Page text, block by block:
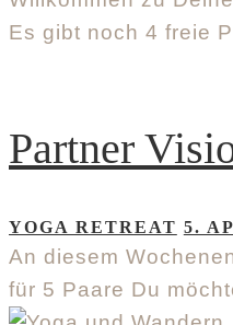
Es gibt noch 4 freie
Partner
YOGA RETREAT 5.
An diesem
für 5 Paare Du